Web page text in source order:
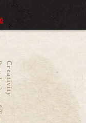
Creativity
Tea